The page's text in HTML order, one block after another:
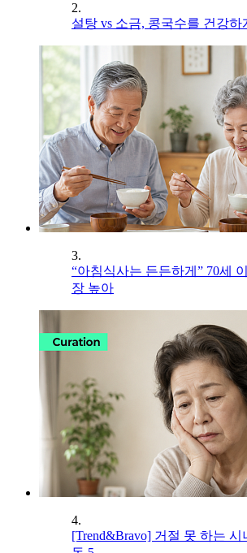
2.
설탕 vs 소금, 콩국수를 건강하
3.
“아침식사는 든든하게” 70세
장 높아
4.
[Trend&Bravo] 거절 못 하는